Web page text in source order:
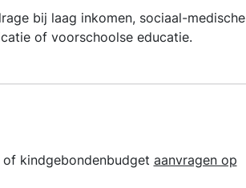
bij laag inkomen, sociaal-medische
of voorschoolse educatie.
kindgebondenbudget aanvragen op